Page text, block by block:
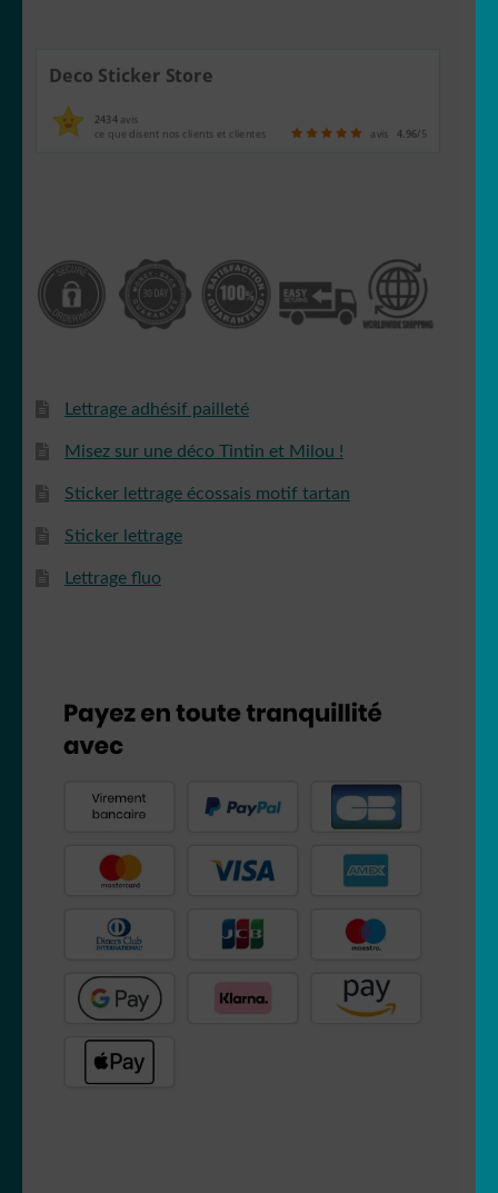
Deco Sticker Store
2434avis
ce que disent nos clients et clientes avis 4.96/5
Lettrage adhésif pailleté
Misez sur une déco Tintin et Milou !
Sticker lettrage écossais motif tartan
Sticker lettrage
Lettrage fluo